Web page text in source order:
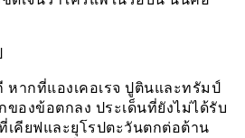
หากที่แองเคอเรจ ปูตินและทรัมป์
ของข้อตกลง ประเด็นที่ยังไม่ได้รับ
เคียฟและยุโรปตะวันตกต่อต้าน